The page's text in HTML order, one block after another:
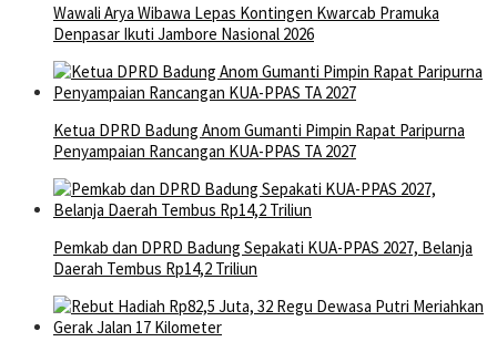
Wawali Arya Wibawa Lepas Kontingen Kwarcab Pramuka
Denpasar Ikuti Jambore Nasional 2026
Ketua DPRD Badung Anom Gumanti Pimpin Rapat Paripurna
Penyampaian Rancangan KUA-PPAS TA 2027
Pemkab dan DPRD Badung Sepakati KUA-PPAS 2027, Belanja
Daerah Tembus Rp14,2 Triliun